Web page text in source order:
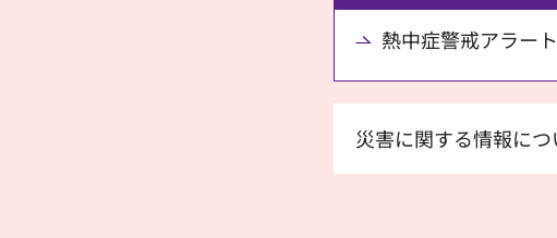
熱中症警戒アラー
災害に関する情報につ